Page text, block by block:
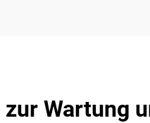
Wartung